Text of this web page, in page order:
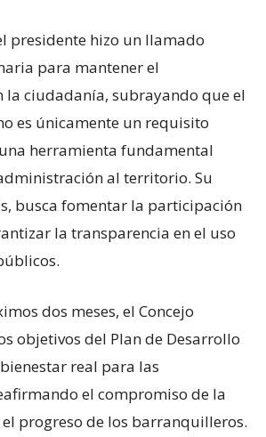
presidente hizo un llamado
para mantener el
la ciudadanía, subrayando que el
es únicamente un requisito
herramienta fundamental
al territorio. Su
busca fomentar la participación
la transparencia en el uso
dos meses, el Concejo
objetivos del Plan de Desarrollo
real para las
el compromiso de la
progreso de los barranquilleros.